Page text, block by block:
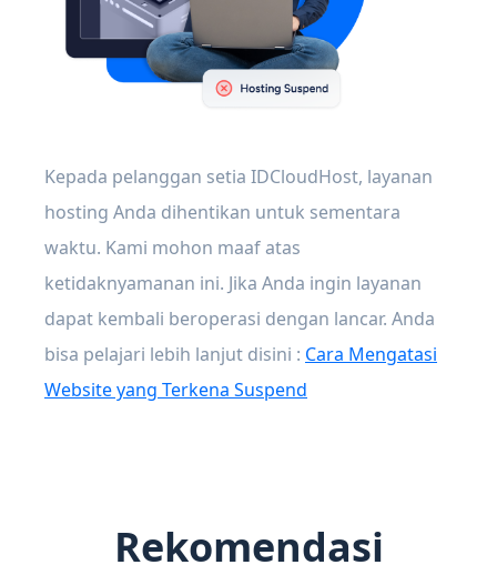
Kepada pelanggan setia IDCloudHost, layanan
hosting Anda dihentikan untuk sementara
waktu. Kami mohon maaf atas
ketidaknyamanan ini. Jika Anda ingin layanan
dapat kembali beroperasi dengan lancar. Anda
bisa pelajari lebih lanjut disini : Cara Mengatasi
Website yang Terkena Suspend
Rekomendasi